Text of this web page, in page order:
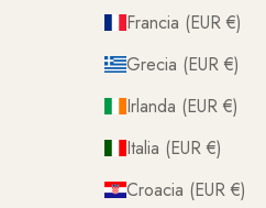
Francia (EUR €)
Grecia (EUR €)
Irlanda (EUR €)
Italia (EUR €)
Croacia (EUR €)